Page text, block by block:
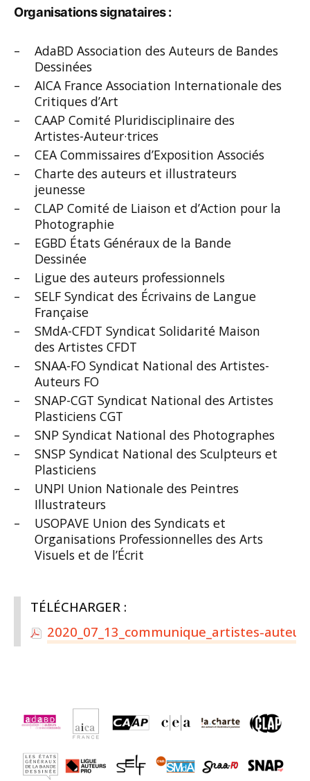
Organisations signataires :
AdaBD Association des Auteurs de Bandes
Dessinées
AICA France Association Internationale des
Critiques d’Art
CAAP Comité Pluridisciplinaire des
Artistes-Auteur·trices
CEA Commissaires d’Exposition Associés
Charte des auteurs et illustrateurs
jeunesse
CLAP Comité de Liaison et d’Action pour la
Photographie
EGBD États Généraux de la Bande
Dessinée
Ligue des auteurs professionnels
SELF Syndicat des Écrivains de Langue
Française
SMdA-CFDT Syndicat Solidarité Maison
des Artistes CFDT
SNAA-FO Syndicat National des Artistes-
Auteurs FO
SNAP-CGT Syndicat National des Artistes
Plasticiens CGT
SNP Syndicat National des Photographes
SNSP Syndicat National des Sculpteurs et
Plasticiens
UNPI Union Nationale des Peintres
Illustrateurs
USOPAVE Union des Syndicats et
Organisations Professionnelles des Arts
Visuels et de l’Écrit
TÉLÉCHARGER :
2020_07_13_communique_artistes-